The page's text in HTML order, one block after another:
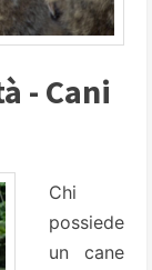
- Cani
Chi
possiede
un cane